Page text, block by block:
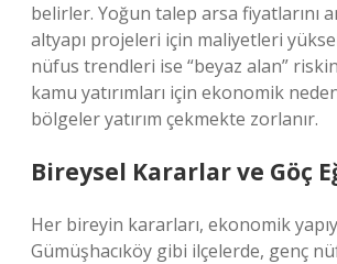
belirler. Yoğun talep arsa fiyatlarını
altyapı projeleri için maliyetleri
nüfus trendleri ise “beyaz alan”
kamu yatırımları için ekonomik
bölgeler yatırım çekmekte zorlanır.
Bireysel Kararlar ve Göç
Her bireyin kararları, ekonomik
Gümüşhacıköy gibi ilçelerde, genç